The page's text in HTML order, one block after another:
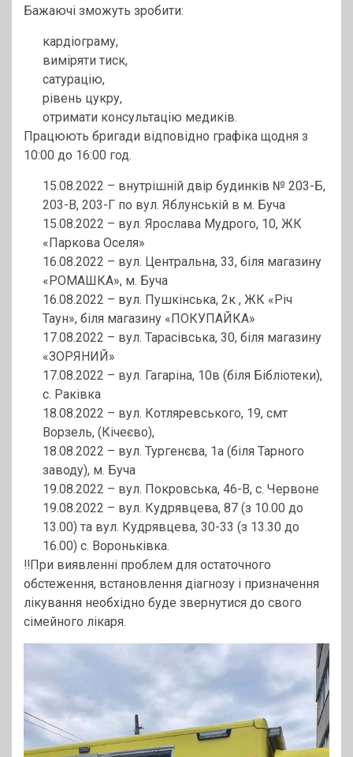
Бажаючі зможуть зробити:
кардіограму,
виміряти тиск,
сатурацію,
рівень цукру,
отримати консультацію медиків.
Працюють бригади відповідно графіка щодня з
10:00 до 16:00 год.
15.08.2022 – внутрішній двір будинків № 203-Б,
203-В, 203-Г по вул. Яблунській в м. Буча
15.08.2022 – вул. Ярослава Мудрого, 10, ЖК
«Паркова Оселя»
16.08.2022 – вул. Центральна, 33, біля магазину
«РОМАШКА», м. Буча
16.08.2022 – вул. Пушкінська, 2к , ЖК «Річ
Таун», біля магазину «ПОКУПАЙКА»
17.08.2022 – вул. Тарасівська, 30, біля магазину
«ЗОРЯНИЙ»
17.08.2022 – вул. Гагаріна, 10в (біля Бібліотеки),
с. Раківка
18.08.2022 – вул. Котляревського, 19, смт
Ворзель, (Кічеєво),
18.08.2022 – вул. Тургенєва, 1а (біля Тарного
заводу), м. Буча
19.08.2022 – вул. Покровська, 46-В, с. Червоне
19.08.2022 – вул. Кудрявцева, 87 (з 10.00 до
13.00) та вул. Кудрявцева, 30-33 (з 13.30 до
16.00) с. Вороньківка.
‼️При виявленні проблем для остаточного
обстеження, встановлення діагнозу і призначення
лікування необхідно буде звернутися до свого
сімейного лікаря.